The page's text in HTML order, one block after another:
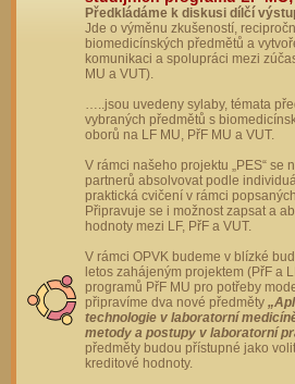
Předkládáme k diskusi dílčí
Jde o výměnu zkušeností,
biomedicínských předmětů a
komunikaci a spolupráci mezi
MU a VUT).
…..jsou uvedeny sylaby, témata
vybraných předmětů s
oborů na LF MU, PřF MU a VUT.
V rámci našeho projektu „PES“
partnerů absolvovat podle
praktická cvičení v rámci
Připravuje se i možnost zapsat a
hodnoty mezi LF, PřF a VUT.
V rámci OPVK budeme v blízké
letos zahájeným projektem (PřF a
programů PřF MU pro potřeby
připravíme dva nové předměty
technologie v laboratorní
metody a postupy v laboratorní
předměty budou přístupné jako
kreditové hodnoty.